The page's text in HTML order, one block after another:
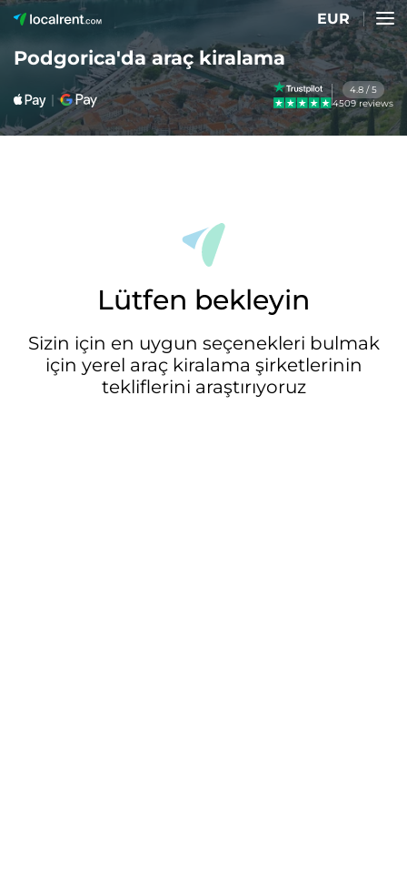
EUR
Podgorica'da araç kiralama
4.8 / 5
4509 reviews
Lütfen bekleyin
Sizin için en uygun seçenekleri bulmak
için yerel araç kiralama şirketlerinin
tekliflerini araştırıyoruz